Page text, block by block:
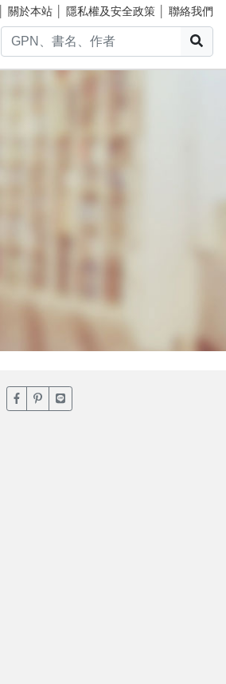
關於本站 隱私權及安全政策 聯絡我們
臉書分享(另開新視窗)
噗浪分享(另開新視窗)
Line分享(另開新視窗)